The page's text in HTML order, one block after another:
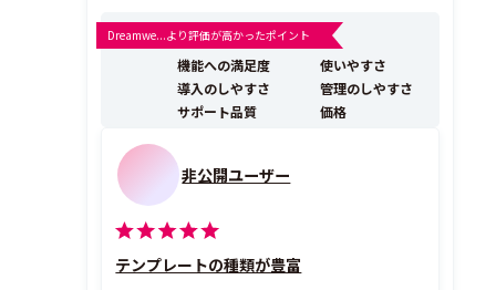
し、ドラッグ＆ドロップ操作で直感的にあらゆるデザイ
ンを作成できます。 Canvaの特長は、デザインの経験が
ない人でも、短時間でプロフェッショナルに見え...
Dreamwe...より評価が高かったポイント
機能への満足度
使いやすさ
導入のしやすさ
管理のしやすさ
サポート品質
価格
非公開ユーザー
テンプレートの種類が豊富